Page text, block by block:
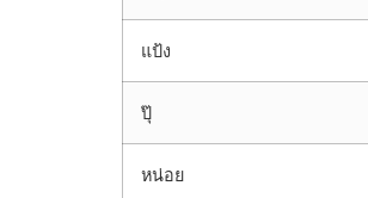
แป้ง
ปุ๊
หน่อย